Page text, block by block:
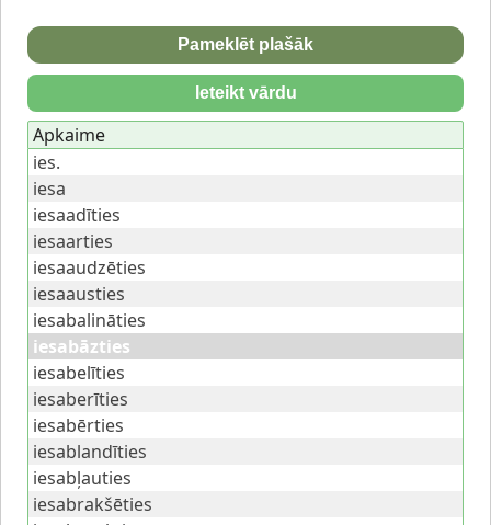
Pameklēt plašāk
Ieteikt vārdu
Apkaime
ies.
iesa
iesaadīties
iesaarties
iesaaudzēties
iesaausties
iesabalināties
iesabāzties
iesabelīties
iesaberīties
iesabērties
iesablandīties
iesabļauties
iesabrakšēties